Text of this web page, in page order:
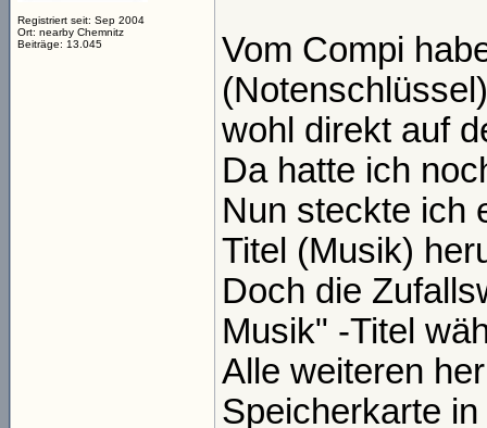
Registriert seit: Sep 2004
Ort: nearby Chemnitz
Beiträge: 13.045
Vom Compi
wohl direkt auf
Da hatte ich
Nun steckte ich
Titel (Musik)
Doch die
Musik" -Titel
Alle weiteren
Speicherkarte